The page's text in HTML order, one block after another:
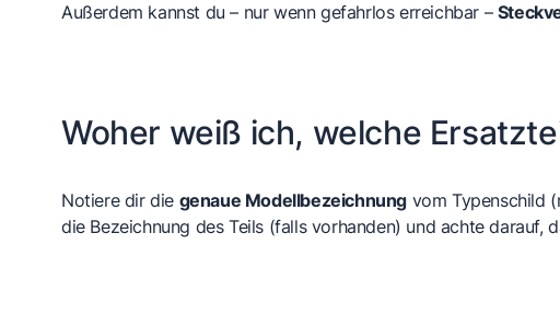
Außerdem kannst du – nur wenn gefahrlos erreichbar –
Woher weiß ich, welche
Notiere dir die genaue Modellbezeichnung vom Typenschild
die Bezeichnung des Teils (falls vorhanden) und achte darauf,